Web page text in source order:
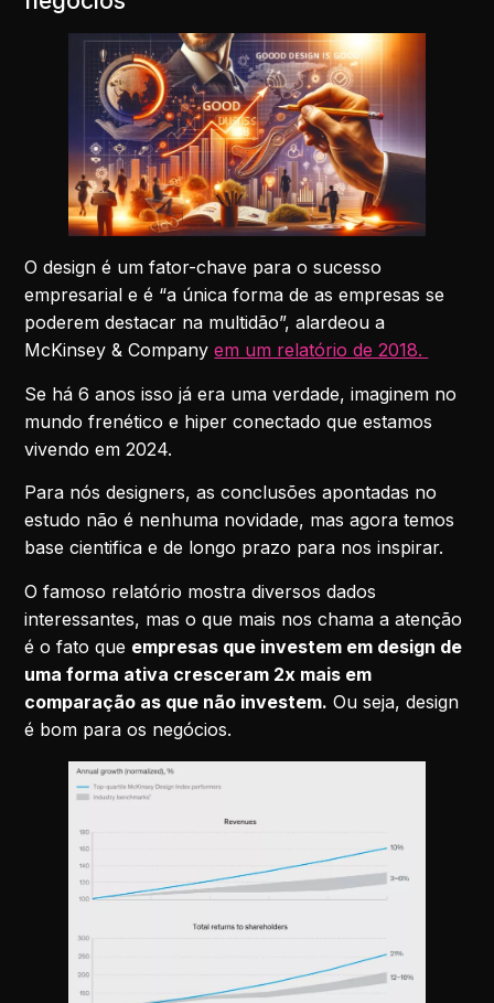
O design é um fator-chave para o sucesso
empresarial e é “a única forma de as empresas se
poderem destacar na multidão”, alardeou a
McKinsey & Companyem um relatório de 2018.
Se há 6 anos isso já era uma verdade, imaginem no
mundo frenético e hiper conectado que estamos
vivendo em 2024.
Para nós designers, as conclusões apontadas no
estudo não é nenhuma novidade, mas agora temos
base cientifica e de longo prazo para nos inspirar.
O famoso relatório mostra diversos dados
interessantes, mas o que mais nos chama a atenção
é o fato que empresas que investem em design de
uma forma ativa cresceram 2x mais em
comparação as que não investem. Ou seja, design
é bom para os negócios.